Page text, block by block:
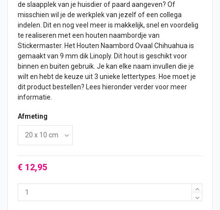
de slaapplek van je huisdier of paard aangeven? Of
misschien wil je de werkplek van jezelf of een collega
indelen. Dit en nog veel meer is makkelijk, snel en voordelig
te realiseren met een houten naambordje van
Stickermaster. Het Houten Naambord Ovaal Chihuahua is
gemaakt van 9 mm dik Linoply. Dit hout is geschikt voor
binnen en buiten gebruik. Je kan elke naam invullen die je
wilt en hebt de keuze uit 3 unieke lettertypes. Hoe moet je
dit product bestellen? Lees hieronder verder voor meer
informatie.
Afmeting
€ 12,95